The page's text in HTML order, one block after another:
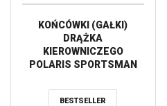
KOŃCÓWKI (GAŁKI)
DRĄŻKA
KIEROWNICZEGO
POLARIS SPORTSMAN
BALLS
BESTSELLER